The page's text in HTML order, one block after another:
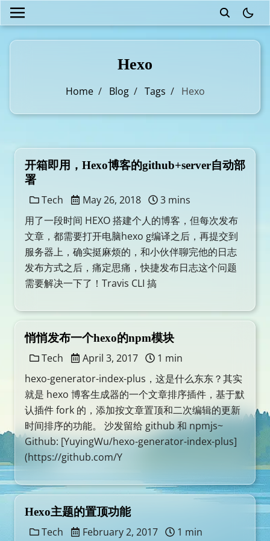
Hexo
Home / Blog / Tags / Hexo
开箱即用，Hexo博客的github+server自动部
署
Tech May 26, 2018
3 mins
用了一段时间 HEXO 搭建个人的博客，但每次发布
文章，都需要打开电脑hexo g编译之后，再提交到
服务器上，确实挺麻烦的，和小伙伴聊完他的日志
发布方式之后，痛定思痛，快捷发布日志这个问题
需要解决一下了！Travis CLI 搞
悄悄发布一个hexo的npm模块
Tech April 3, 2017
1 min
hexo-generator-index-plus，这是什么东东？其实
就是 hexo 博客生成器的一个文章排序插件，基于默
认插件 fork 的，添加按文章置顶和二次编辑的更新
时间排序的功能。 沙发留给 github 和 npmjs~
Github: [YuyingWu/hexo-generator-index-plus]
(https://github.com/Y
Hexo主题的置顶功能
Tech February 2, 2017 1 min